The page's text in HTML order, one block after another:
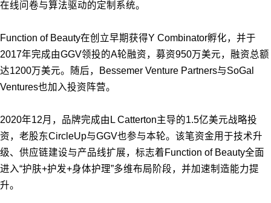
在线问卷与算法驱动的定制系统。
Function of Beauty在创立早期获得Y Combinator孵化，并于
2017年完成由GGV领投的A轮融资，募资950万美元，融资总额
达1200万美元。随后，Bessemer Venture Partners与SoGal
Ventures也加入投资阵营。
2020年12月，品牌完成由L Catterton主导的1.5亿美元战略投
资，老股东CircleUp与GGV也参与本轮。该笔资金用于技术升
级、供应链建设与产品线扩展，标志着Function of Beauty全面
进入“护肤+护发+身体护理”多维布局阶段，并加速制造能力提
升。